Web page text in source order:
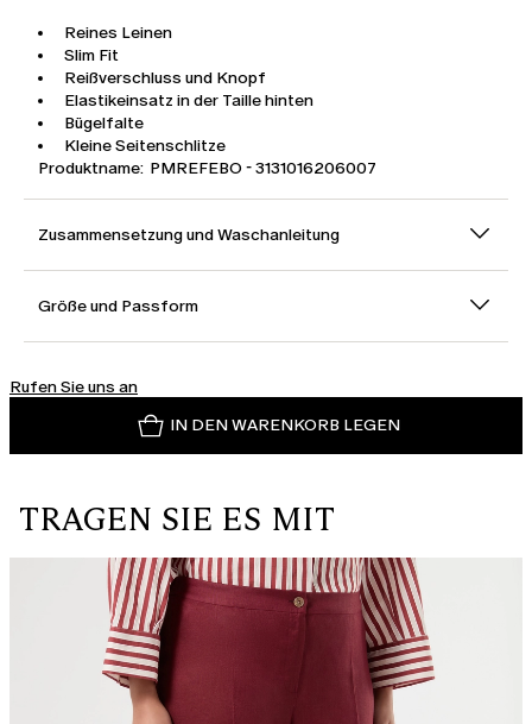
Reines Leinen
Slim Fit
Reißverschluss und Knopf
Elastikeinsatz in der Taille hinten
Bügelfalte
Kleine Seitenschlitze
Produktname: PMREFEBO - 3131016206007
Zusammensetzung und Waschanleitung
Größe und Passform
Rufen Sie uns an
IN DEN WARENKORB LEGEN
TRAGEN SIE ES MIT